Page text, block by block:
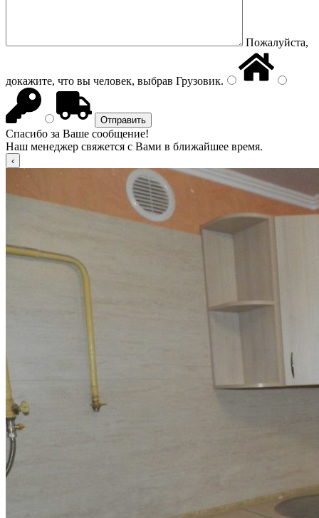
Пожалуйста,
докажите, что вы человек, выбрав Грузовик.
Спасибо за Ваше сообщение!
Наш менеджер свяжется с Вами в ближайшее время.